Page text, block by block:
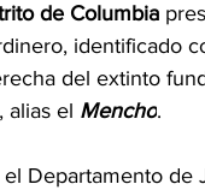
de Columbia
identificado
del extinto
, alias el Mencho.
el Departamento de